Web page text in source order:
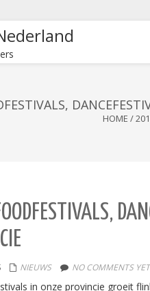
HOME /
NIEUWS NO COMMENTS YET
in onze provincie groeit